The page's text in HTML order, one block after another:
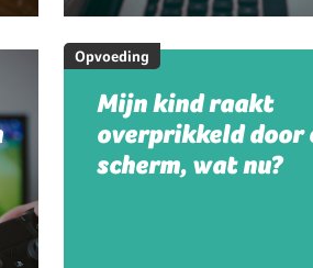
Opvoeding
Mijn kind raakt
overprikkeld door
scherm, wat nu?